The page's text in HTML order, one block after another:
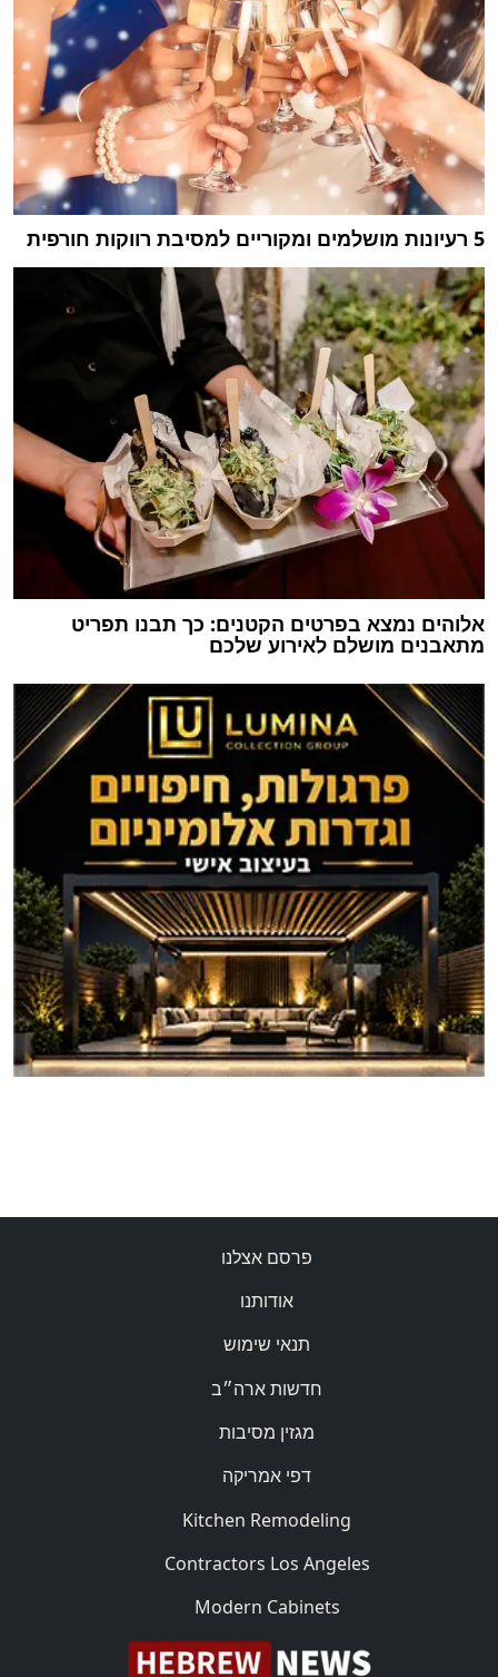
5 רעיונות מושלמים ומקוריים למסיבת רווקות חורפית
אלוהים נמצא בפרטים הקטנים: כך תבנו תפריט
מתאבנים מושלם לאירוע שלכם
פרסם אצלנו
אודותנו
תנאי שימוש
חדשות ארה״ב
מגזין מסיבות
דפי אמריקה
Kitchen Remodeling
Contractors Los Angeles
Modern Cabinets